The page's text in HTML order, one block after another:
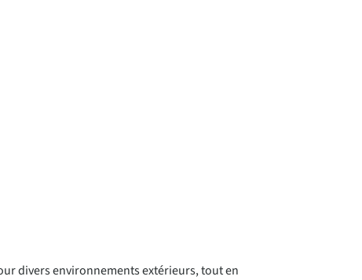
divers environnements extérieurs, tout en